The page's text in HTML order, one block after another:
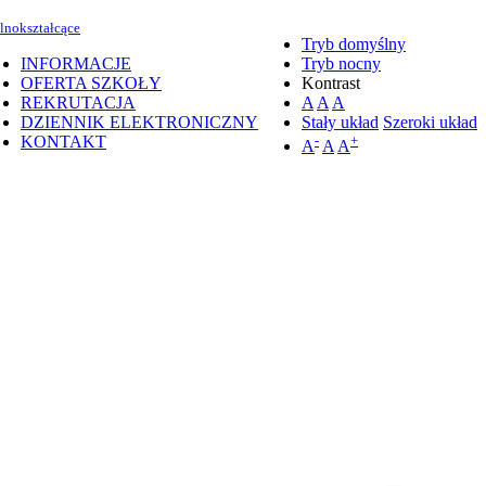
Tryb domyślny
Tryb nocny
Kontrast
A A A
Stały układ Szeroki układ
A- A A+
INFORMACJE
OFERTA SZKOŁY
REKRUTACJA
DZIENNIK ELEKTRONICZNY
KONTAKT